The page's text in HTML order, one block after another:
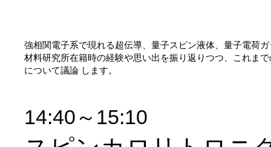
強相関電子系で現れる超伝導、量子スピン液体、量子電荷
材料研究所在籍時の経験や思い出を振り返りつつ、これま
について議論 します。
14:40～15:10